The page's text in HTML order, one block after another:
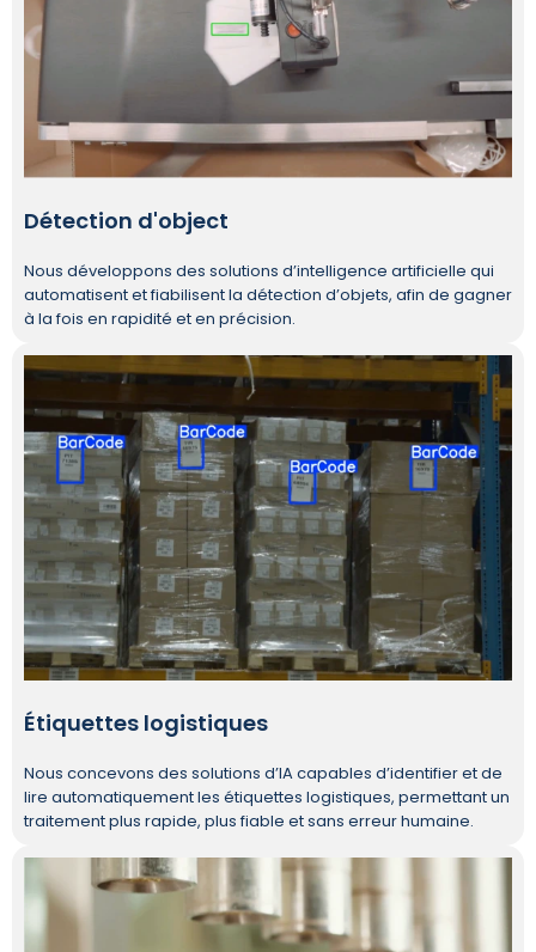
Détection d'object
Nous développons des solutions d’intelligence artificielle qui
automatisent et fiabilisent la détection d’objets, afin de gagner
à la fois en rapidité et en précision.
Étiquettes logistiques
Nous concevons des solutions d’IA capables d’identifier et de
lire automatiquement les étiquettes logistiques, permettant un
traitement plus rapide, plus fiable et sans erreur humaine.